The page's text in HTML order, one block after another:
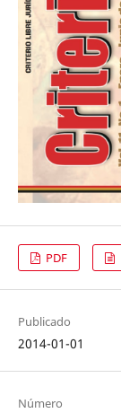
PDF
Publicado
2014-01-01
Número